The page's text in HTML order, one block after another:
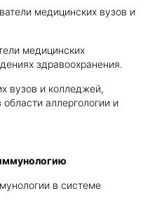
медицинских вузов и
медицинских
здравоохранения.
вузов и колледжей,
аллергологии и
в системе